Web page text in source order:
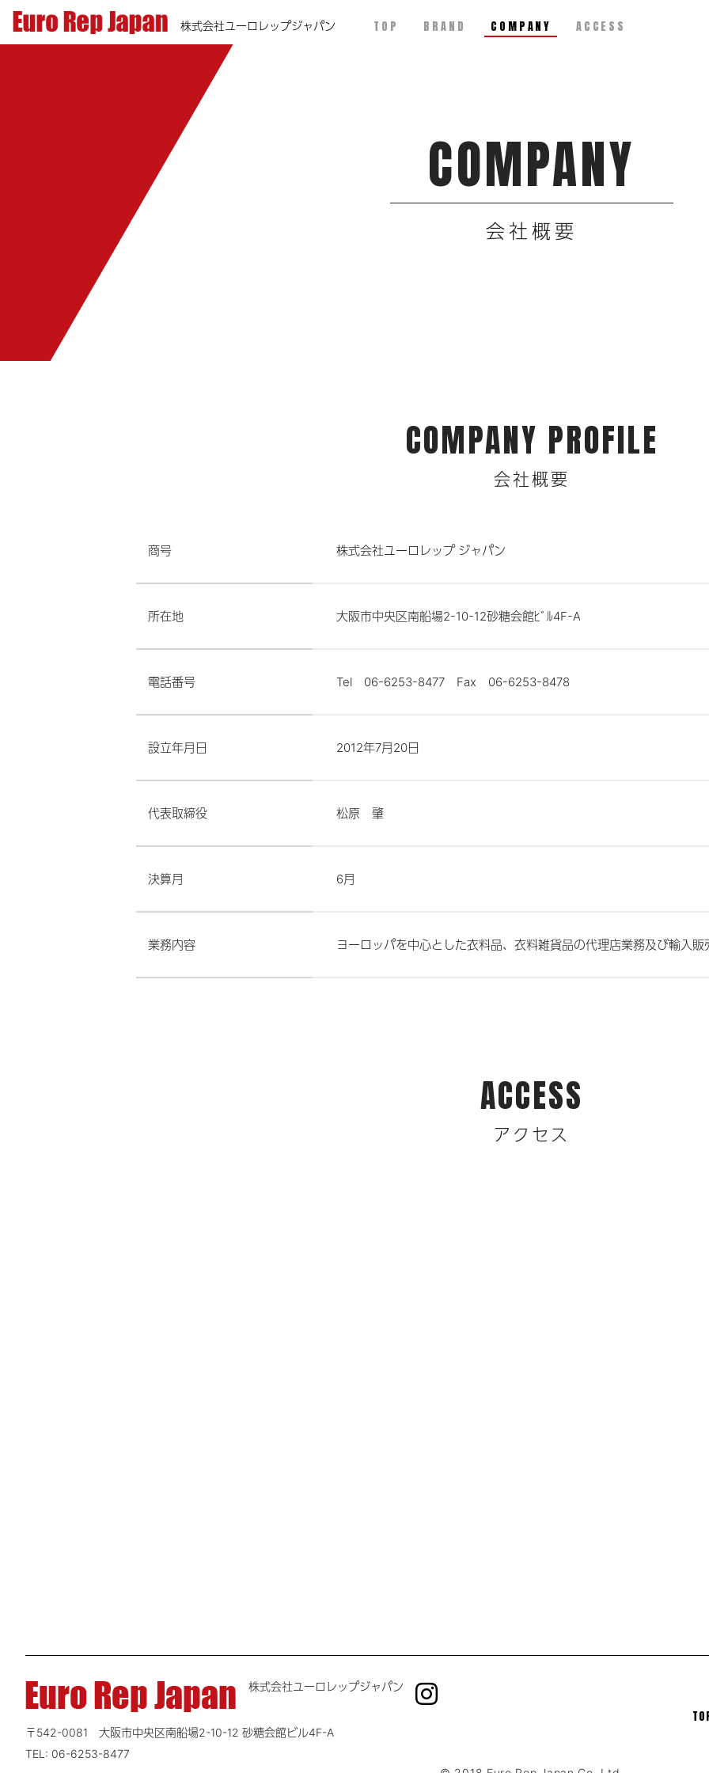
株式会社ユーロレップジャパン TOP BRAND COMPANY ACCESS
COMPANY
会社概要
COMPANY PROFILE
会社概要
商号 株式会社ユーロレップ ジャパン
所在地 大阪市中央区南船場2-10-12砂糖会館ﾋﾞﾙ4F-A
電話番号 Tel 06-6253-8477 Fax 06-6253-8478
設立年月日 2012年7月20日
代表取締役 松原 肇
決算月 6月
業務内容 ヨーロッパを中心とした衣料品、衣料雑貨品の代理店業務及び輸入販
ACCESS
アクセス
株式会社ユーロレップジャパン
〒542-0081 大阪市中央区南船場2-10-12 砂糖会館ビル4F-A
TEL: 06-6253-8477